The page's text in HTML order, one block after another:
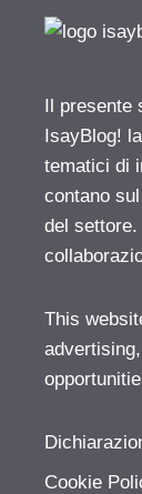
Il
IsayBlog!
tematici di
contano
del
This
Cookie